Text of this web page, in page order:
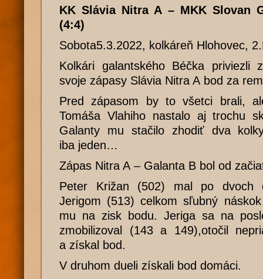
KK Slávia Nitra A – MKK Slovan
(4:4)
Sobota5.3.2022, kolkáreň Hlohovec,
Kolkári galantského Béčka priviezli
svoje zápasy Slávia Nitra A bod za
Pred zápasom by to všetci brali,
Tomáša Vlahiho nastalo aj trochu
Galanty mu stačilo zhodiť dva
iba jeden…
Zápas Nitra A – Galanta B bol od
Peter Križan (502) mal po dvoch
Jerigom (513) celkom sľubný
mu na zisk bodu. Jeriga sa na
zmobilizoval (143 a 149),otočil
a získal bod.
V druhom dueli získali bod domáci.